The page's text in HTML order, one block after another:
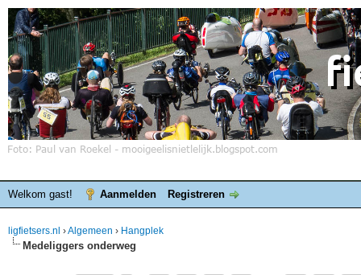
Welkom gast! Aanmelden Registreren
ligfietsers.nl ›Algemeen › Hangplek
Medeliggers onderweg